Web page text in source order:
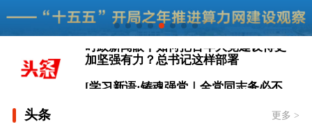
时政新闻眼丨如何把百年大党建设得更
加坚强有力？总书记这样部署
[学习新语·铸魂强党｜全党同志务必不
头条 更多 >